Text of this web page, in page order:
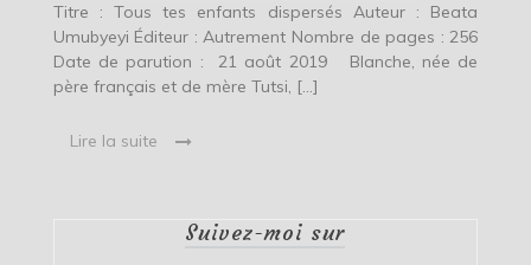
Titre : Tous tes enfants dispersés Auteur : Beata
Umubyeyi Éditeur : Autrement Nombre de pages : 256
Date de parution : 21 août 2019 Blanche, née de
père français et de mère Tutsi, […]
Lire la suite
Suivez-moi sur